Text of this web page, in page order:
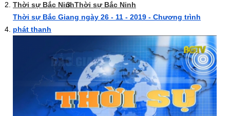
Thời sự Bắc NinhThời sự Bắc Ninh
Thời sự Bắc Giang ngày 26 - 11 - 2019 - Chương trình
phát thanh